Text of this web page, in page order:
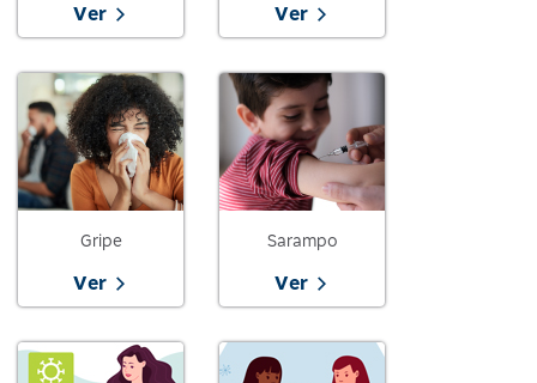
Ver Ver
Gripe
Ver
Sarampo
Ver